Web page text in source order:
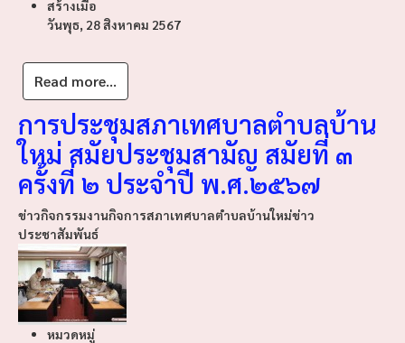
สร้างเมื่อ
วันพุธ, 28 สิงหาคม 2567
Read more...
การประชุมสภาเทศบาลตำบลบ้าน
ใหม่ สมัยประชุมสามัญ สมัยที่ ๓
ครั้งที่ ๒ ประจำปี พ.ศ.๒๕๖๗
ข่าวกิจกรรมงานกิจการสภาเทศบาลตำบลบ้านใหม่ข่าว
ประชาสัมพันธ์
หมวดหมู่